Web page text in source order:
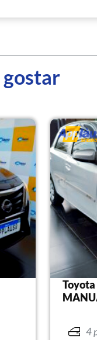
gostar
Toyota
4